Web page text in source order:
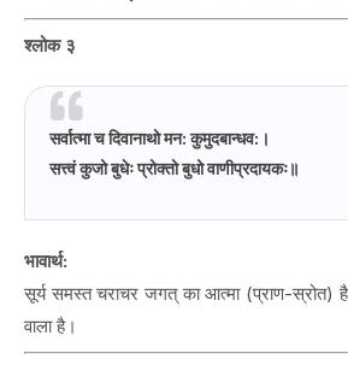
श्लोक ३
सर्वात्मा च दिवानाथो मन: कुमुदबान्धव:।
सत्त्वं कुजो बुधेः प्रोक्तो बुधो वाणीप्रदायकः॥
भावार्थ:
सूर्य समस्त चराचर जगत् का आत्मा (प्राण-स्रोत)
वाला है।